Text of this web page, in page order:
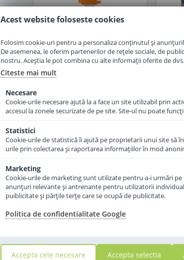
mere de la 1 an 100 g
6,50 Lei
Adauga in cos
Acest website foloseste cookies
Folosim cookie-uri pentru a personaliza conținutul și
De asemenea, le oferim partenerilor de rețele sociale, de
nostru. Aceștia le pot combina cu alte informații oferite de
Citeste mai mult
Necesare
Cookie-urile necesare ajută la a face un site utilizabil prin
accesul la zonele securizate de pe site. Site-ul nu poate
Statistici
Cookie-urile de statistică îi ajută pe proprietarii unui site să
urile prin colectarea şi raportarea informaţiilor în mod
Marketing
Cookie-urile de marketing sunt utilizate pentru a-i urmări
anunţuri relevante şi antrenante pentru utilizatorii
puiblicitate şi părţile terţe care se ocupă de publicitate.
Politica de confidentialitate Google
Accepta cele necesare Accepta selectia